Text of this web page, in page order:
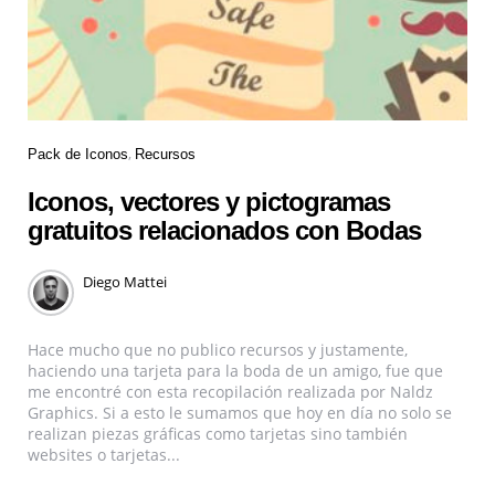
Pack de Iconos Recursos
Iconos, vectores y pictogramas
gratuitos relacionados con Bodas
Diego Mattei
Hace mucho que no publico recursos y justamente,
haciendo una tarjeta para la boda de un amigo, fue que
me encontré con esta recopilación realizada por Naldz
Graphics. Si a esto le sumamos que hoy en día no solo se
realizan piezas gráficas como tarjetas sino también
websites o tarjetas...